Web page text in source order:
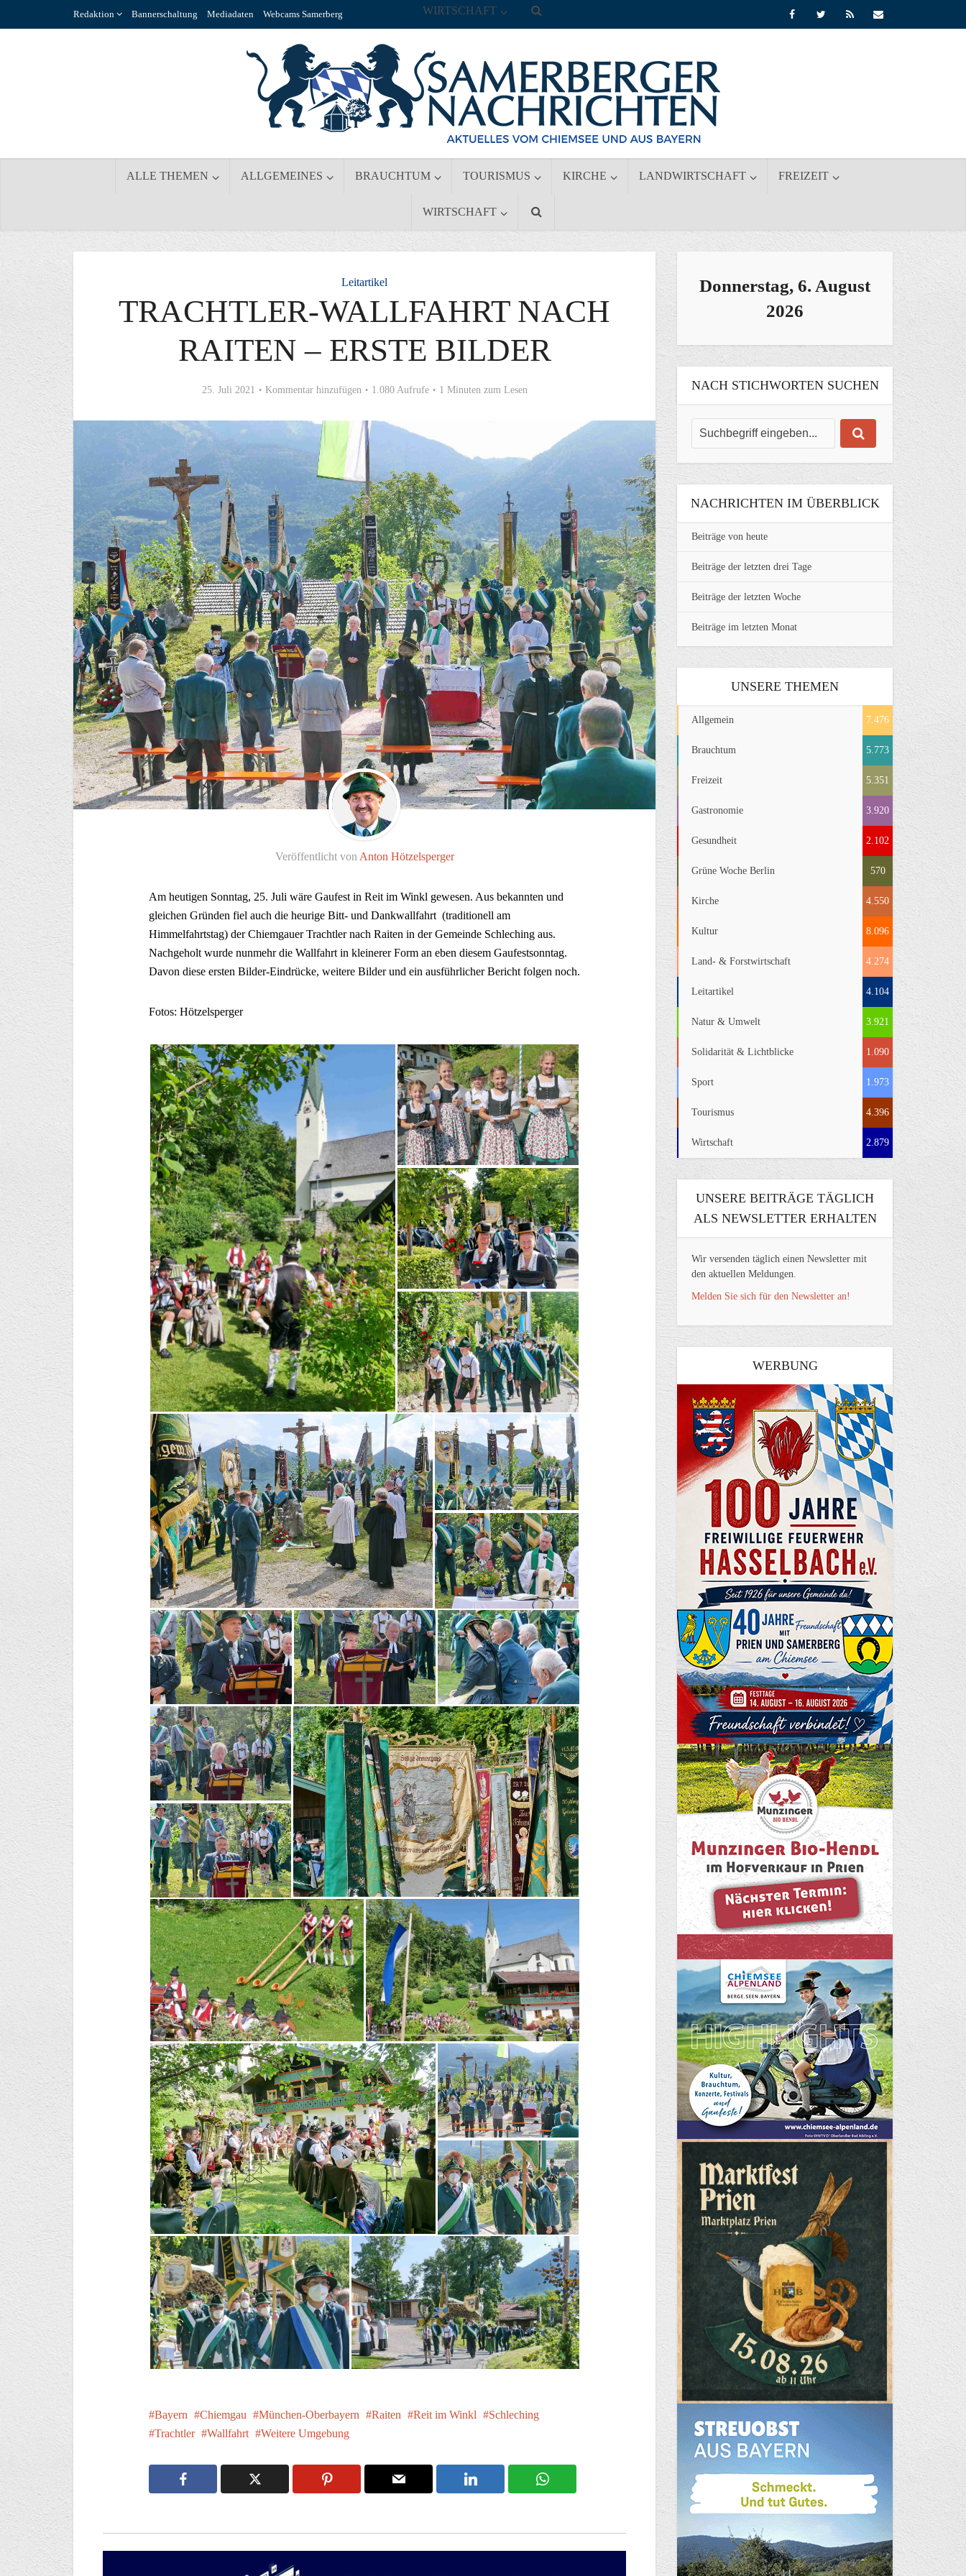
Redaktion Bannerschaltung Mediadaten Webcams Samerberg
ALLE THEMEN ALLGEMEINES BRAUCHTUM TOURISMUS KIRCHE LANDWIRTSCHAFT FREIZEIT
WIRTSCHAFT
WIRTSCHAFT
Leitartikel
TRACHTLER-WALLFAHRT NACH
RAITEN – ERSTE BILDER
25. Juli 2021 Kommentar hinzufügen 1.080 Aufrufe 1 Minuten zum Lesen
Veröffentlicht von Anton Hötzelsperger
Am heutigen Sonntag, 25. Juli wäre Gaufest in Reit im Winkl gewesen. Aus bekannten und
gleichen Gründen fiel auch die heurige Bitt- und Dankwallfahrt (traditionell am
Himmelfahrtstag) der Chiemgauer Trachtler nach Raiten in der Gemeinde Schleching aus.
Nachgeholt wurde nunmehr die Wallfahrt in kleinerer Form an eben diesem Gaufestsonntag.
Davon diese ersten Bilder-Eindrücke, weitere Bilder und ein ausführlicher Bericht folgen noch.
Fotos: Hötzelsperger
Bayern Chiemgau München-Oberbayern Raiten Reit im Winkl
Schleching
Trachtler
Wallfahrt Weitere Umgebung
Donnerstag, 6. August
2026
NACH STICHWORTEN SUCHEN
NACHRICHTEN IM ÜBERBLICK
Beiträge von heute
Beiträge der letzten drei Tage
Beiträge der letzten Woche
Beiträge im letzten Monat
UNSERE THEMEN
Allgemein 7.476
Brauchtum 5.773
Freizeit 5.351
Gastronomie 3.920
Gesundheit 2.102
Grüne Woche Berlin 570
Kirche 4.550
Kultur 8.096
Land- & Forstwirtschaft 4.274
Leitartikel 4.104
Natur & Umwelt 3.921
Solidarität & Lichtblicke 1.090
Sport 1.973
Tourismus 4.396
Wirtschaft 2.879
UNSERE BEITRÄGE TÄGLICH
ALS NEWSLETTER ERHALTEN
Wir versenden täglich einen Newsletter mit
den aktuellen Meldungen.
Melden Sie sich für den Newsletter an!
WERBUNG